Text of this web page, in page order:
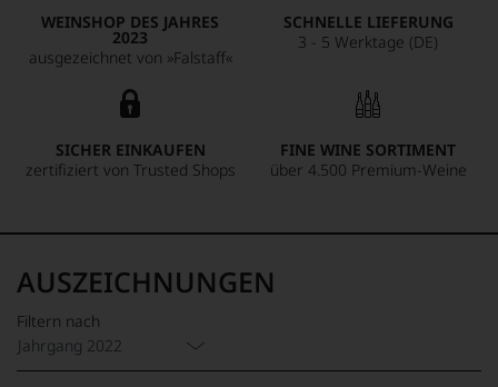
WEINSHOP DES JAHRES
2023
ausgezeichnet von »Falstaff«
SCHNELLE LIEFERUNG
3 - 5 Werktage (DE)
SICHER EINKAUFEN
zertifiziert von Trusted Shops
FINE WINE SORTIMENT
über 4.500 Premium-Weine
AUSZEICHNUNGEN
Filtern nach
Jahrgang 2022